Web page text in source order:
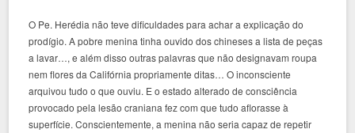
O Pe. Herédia não teve dificuldades para achar a explicação do
prodígio. A pobre menina tinha ouvido dos chineses a lista de peças
a lavar…, e além disso outras palavras que não designavam roupa
nem flores da Califórnia propriamente ditas… O inconsciente
arquivou tudo o que ouviu. E o estado alterado de consciência
provocado pela lesão craniana fez com que tudo aflorasse à
superfície. Conscientemente, a menina não seria capaz de repetir